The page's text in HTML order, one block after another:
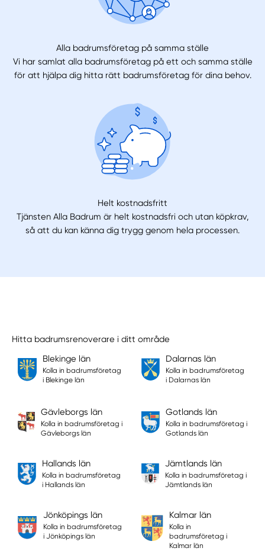
Alla badrumsföretag på samma ställe
Vi har samlat alla badrumsföretag på ett och samma ställe
för att hjälpa dig hitta rätt badrumsföretag för dina behov.
Helt kostnadsfritt
Tjänsten Alla Badrum är helt kostnadsfri och utan köpkrav,
så att du kan känna dig trygg genom hela processen.
Hitta badrumsrenoverare i ditt område
Blekinge län
Kolla in badrumsföretag
i Blekinge län
Dalarnas län
Kolla in badrumsföretag
i Dalarnas län
Gävleborgs län
Kolla in badrumsföretag i
Gävleborgs län
Gotlands län
Kolla in badrumsföretag i
Gotlands län
Hallands län
Kolla in badrumsföretag
i Hallands län
Jämtlands län
Kolla in badrumsföretag i
Jämtlands län
Jönköpings län
Kolla in badrumsföretag
i Jönköpings län
Kalmar län
Kolla in
badrumsföretag i
Kalmar län